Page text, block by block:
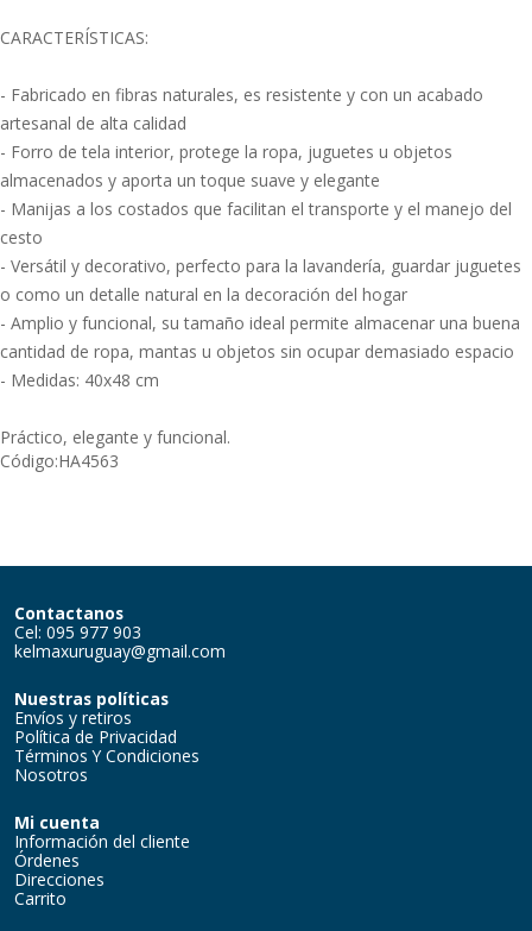
CARACTERÍSTICAS:
- Fabricado en fibras naturales, es resistente y con un acabado
artesanal de alta calidad
- Forro de tela interior, protege la ropa, juguetes u objetos
almacenados y aporta un toque suave y elegante
- Manijas a los costados que facilitan el transporte y el manejo del
cesto
- Versátil y decorativo, perfecto para la lavandería, guardar juguetes
o como un detalle natural en la decoración del hogar
- Amplio y funcional, su tamaño ideal permite almacenar una buena
cantidad de ropa, mantas u objetos sin ocupar demasiado espacio
- Medidas: 40x48 cm
Práctico, elegante y funcional.
Código:HA4563
Contactanos
Cel: 095 977 903
kelmaxuruguay@gmail.com
Nuestras políticas
Envíos y retiros
Política de Privacidad
Términos Y Condiciones
Nosotros
Mi cuenta
Información del cliente
Órdenes
Direcciones
Carrito